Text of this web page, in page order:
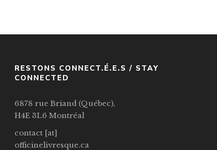
VOIR / VIEW
RESTONS CONNECT.É.E.S / STAY
CONNECTED
6878 rue Briand (Québec),
H4E 3L6 Montréal
contact [at]
officinelivresque.ca